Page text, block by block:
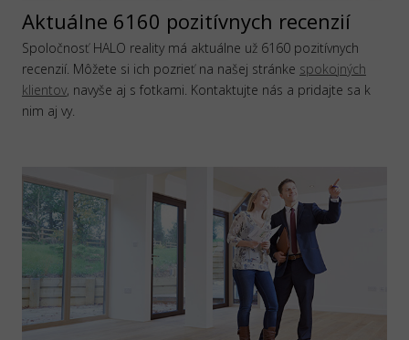
Aktuálne 6160 pozitívnych recenzií
Spoločnosť HALO reality má aktuálne už 6160 pozitívnych
recenzií. Môžete si ich pozrieť na našej stránke spokojných
klientov, navyše aj s fotkami. Kontaktujte nás a pridajte sa k
nim aj vy.